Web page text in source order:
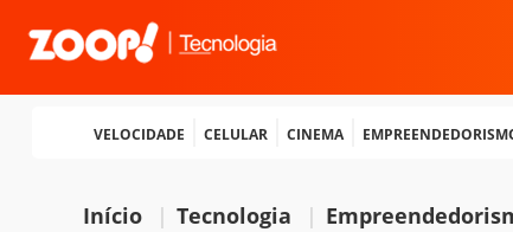
Velocidade Celular Cinema
Início | Tecnologia |